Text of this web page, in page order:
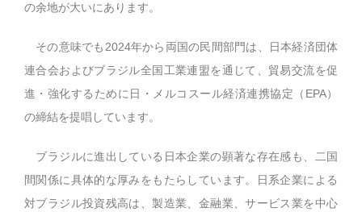
の余地が大いにあります。
その意味でも2024年から両国の民間部門は、日本経済団体
連合会およびブラジル全国工業連盟を通じて、貿易交流を促
進・強化するために日・メルコスール経済連携協定（EPA）
の締結を提唱しています。
ブラジルに進出している日本企業の顕著な存在感も、二国
間関係に具体的な厚みをもたらしています。日系企業による
対ブラジル投資残高は、製造業、金融業、サービス業を中心